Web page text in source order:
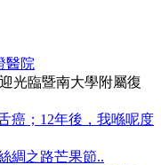
醫院
光臨暨南大學附屬復
癌；12年後，我喺呢度
綢之路芒果節..